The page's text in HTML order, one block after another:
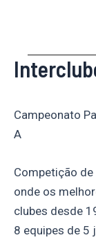
conteúdo
Campeonato
A
Competição
onde os
clubes desde
8 equipes de 5